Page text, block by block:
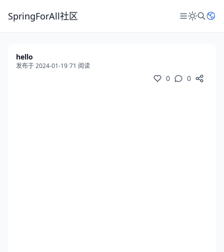
SpringForAll社区
hello
发布于 2024-01-19/71 阅读
0 0